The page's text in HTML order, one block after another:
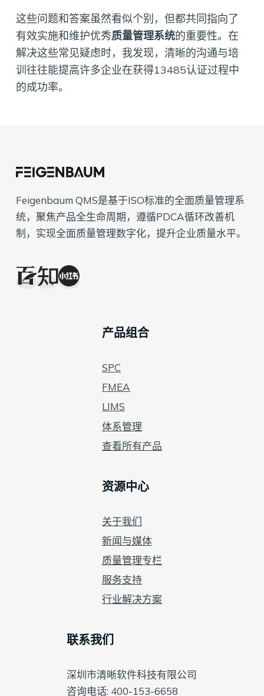
这些问题和答案虽然看似个别，但都共同指向了
有效实施和维护优秀质量管理系统的重要性。在
解决这些常见疑虑时，我发现，清晰的沟通与培
训往往能提高许多企业在获得13485认证过程中
的成功率。
Feigenbaum QMS是基于ISO标准的全面质量管理系
统，聚焦产品全生命周期，遵循PDCA循环改善机
制，实现全面质量管理数字化，提升企业质量水平。
产品组合
SPC
FMEA
LIMS
体系管理
查看所有产品
资源中心
关于我们
新闻与媒体
质量管理专栏
服务支持
行业解决方案
联系我们
深圳市清晰软件科技有限公司
咨询电话: 400-153-6658